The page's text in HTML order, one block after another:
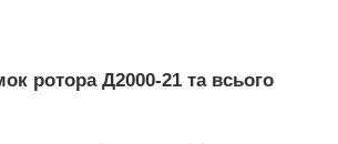
ротора Д2000-21 та всього